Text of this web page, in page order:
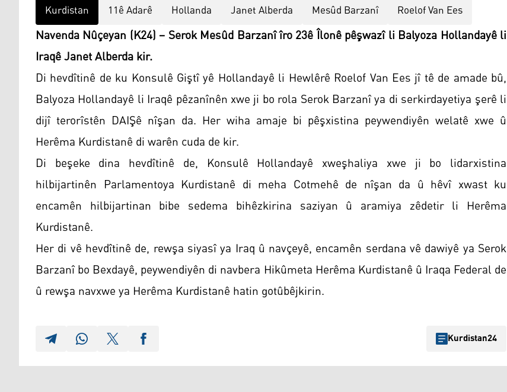
Kurdistan 11ê Adarê Hollanda Janet Alberda Mesûd Barzanî Roelof Van Ees
Navenda Nûçeyan (K24) – Serok Mesûd Barzanî îro 23ê Îlonê pêşwazî li Balyoza Hollandayê li
Iraqê Janet Alberda kir.
Di hevdîtinê de ku Konsulê Giştî yê Hollandayê li Hewlêrê Roelof Van Ees jî tê de amade bû,
Balyoza Hollandayê li Iraqê pêzanînên xwe ji bo rola Serok Barzanî ya di serkirdayetiya şerê li
dijî terorîstên DAIŞê nîşan da. Her wiha amaje bi pêşxistina peywendiyên welatê xwe û
Herêma Kurdistanê di warên cuda de kir.
Di beşeke dina hevdîtinê de, Konsulê Hollandayê xweşhaliya xwe ji bo lidarxistina
hilbijartinên Parlamentoya Kurdistanê di meha Cotmehê de nîşan da û hêvî xwast ku
encamên hilbijartinan bibe sedema bihêzkirina saziyan û aramiya zêdetir li Herêma
Kurdistanê.
Her di vê hevdîtinê de, rewşa siyasî ya Iraq û navçeyê, encamên serdana vê dawiyê ya Serok
Barzanî bo Bexdayê, peywendiyên di navbera Hikûmeta Herêma Kurdistanê û Iraqa Federal de
û rewşa navxwe ya Herêma Kurdistanê hatin gotûbêjkirin.
Kurdistan24